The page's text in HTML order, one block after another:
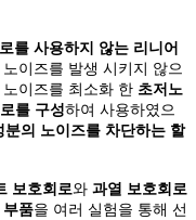
를 사용하지 않는 리니어
이즈를 발생 시키지 않으
이즈를 최소화 한 초저노
를 구성하여 사용하였으
의 노이즈를 차단하는 할
보호회로와 과열 보호회로
부품을 여러 실험을 통해 선